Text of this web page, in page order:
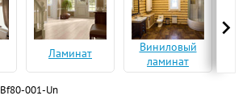
Ламинат
Виниловый
ламинат
Bf80-001-Un